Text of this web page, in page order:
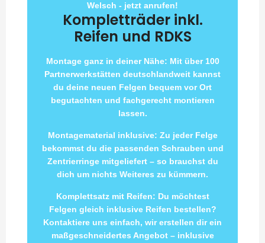
Welsch - jetzt anrufen!
Kompletträder inkl.
Reifen und RDKS
Montage ganz in deiner Nähe: Mit über 100
Partnerwerkstätten deutschlandweit kannst
du deine neuen Felgen bequem vor Ort
begutachten und fachgerecht montieren
lassen.
Montagematerial inklusive: Zu jeder Felge
bekommst du die passenden Schrauben und
Zentrierringe mitgeliefert – so brauchst du
dich um nichts Weiteres zu kümmern.
Komplettsatz mit Reifen: Du möchtest
Felgen gleich inklusive Reifen bestellen?
Kontaktiere uns einfach, wir erstellen dir ein
maßgeschneidertes Angebot – inklusive